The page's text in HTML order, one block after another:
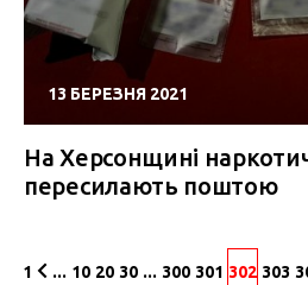
13 БЕРЕЗНЯ 2021
На Херсонщині
пересилають поштою
1 ... 10 20 30 ... 300 301 302 303